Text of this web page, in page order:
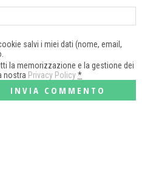
salvi i miei dati (nome, email,
la memorizzazione e la gestione dei
nostra Privacy Policy*